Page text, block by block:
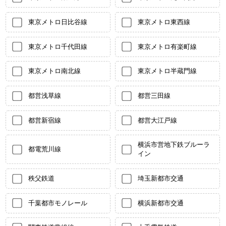
東京メトロ日比谷線 東京メトロ東西線
東京メトロ千代田線 東京メトロ有楽町線
東京メトロ南北線 東京メトロ半蔵門線
都営浅草線 都営三田線
都営新宿線 都営大江戸線
都電荒川線
横浜市営地下鉄ブルーラ
イン
秩父鉄道 埼玉新都市交通
千葉都市モノレール 横浜新都市交通